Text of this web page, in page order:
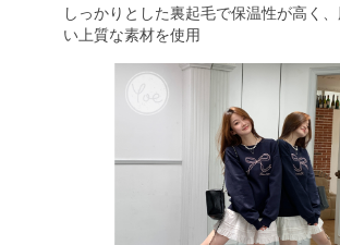
しっかりとした裏起毛で保温性が高く
い上質な素材を使用